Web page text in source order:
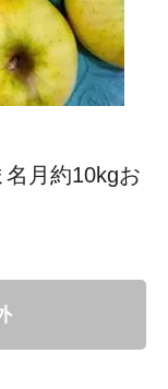
名月約10kgお